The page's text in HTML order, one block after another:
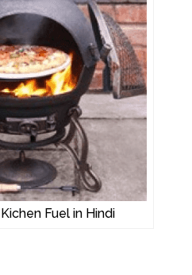
Fuel in Hindi